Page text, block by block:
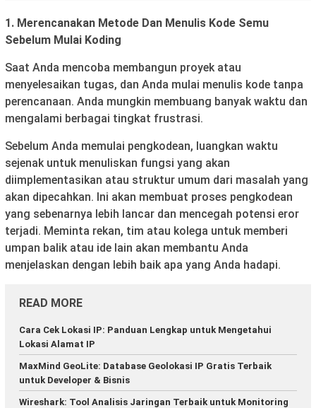
1. Merencanakan Metode Dan Menulis Kode Semu
Sebelum Mulai Koding
Saat Anda mencoba membangun proyek atau
menyelesaikan tugas, dan Anda mulai menulis kode tanpa
perencanaan. Anda mungkin membuang banyak waktu dan
mengalami berbagai tingkat frustrasi.
Sebelum Anda memulai pengkodean, luangkan waktu
sejenak untuk menuliskan fungsi yang akan
diimplementasikan atau struktur umum dari masalah yang
akan dipecahkan. Ini akan membuat proses pengkodean
yang sebenarnya lebih lancar dan mencegah potensi eror
terjadi. Meminta rekan, tim atau kolega untuk memberi
umpan balik atau ide lain akan membantu Anda
menjelaskan dengan lebih baik apa yang Anda hadapi.
READ MORE
Cara Cek Lokasi IP: Panduan Lengkap untuk Mengetahui
Lokasi Alamat IP
MaxMind GeoLite: Database Geolokasi IP Gratis Terbaik
untuk Developer & Bisnis
Wireshark: Tool Analisis Jaringan Terbaik untuk Monitoring